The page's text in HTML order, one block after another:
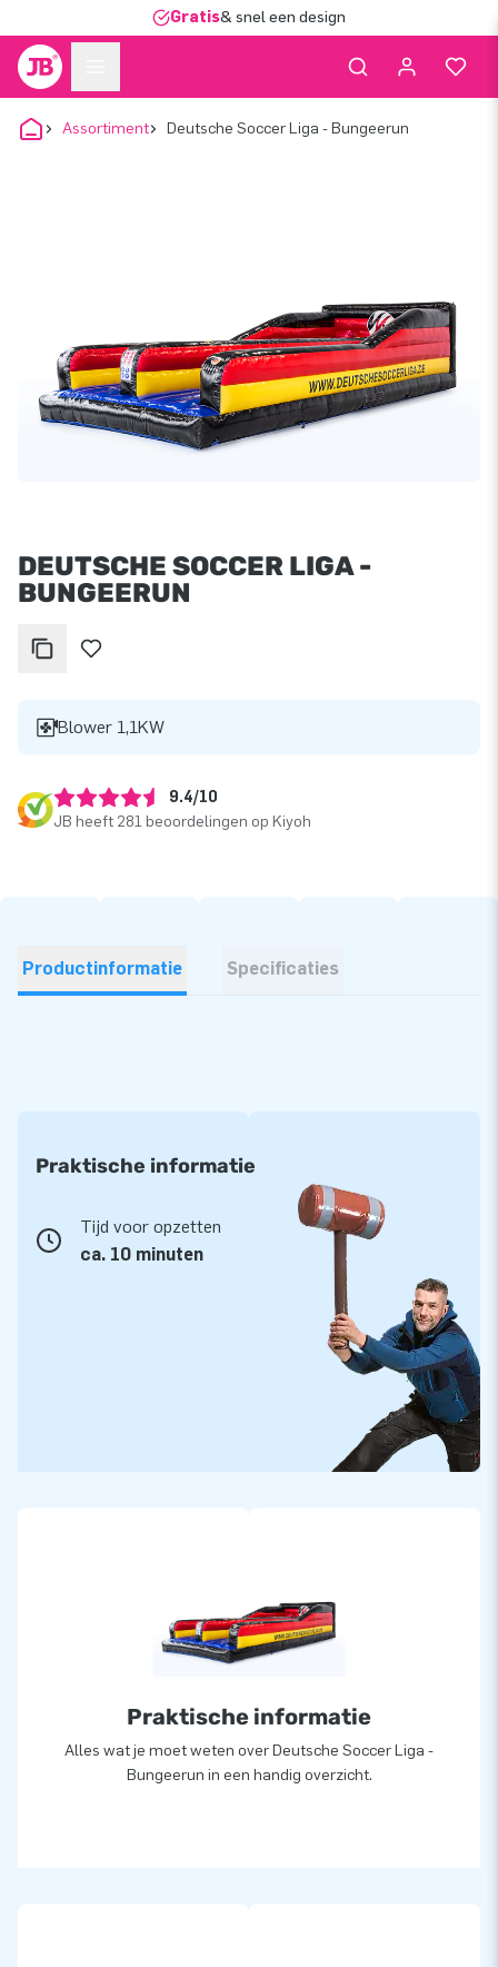
Gratis& snel een design
Assortiment Deutsche Soccer Liga - Bungeerun
DEUTSCHE SOCCER LIGA -
BUNGEERUN
Blower 1,1KW
9.4/10
JB heeft 281 beoordelingen op Kiyoh
Productinformatie Specificaties
Praktische informatie
Tijd voor opzetten
ca. 10 minuten
Praktische informatie
Alles wat je moet weten over Deutsche Soccer Liga -
Bungeerun in een handig overzicht.